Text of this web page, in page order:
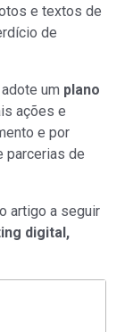
e textos de
de
um plano
ações e
e por
parcerias de
artigo a seguir
digital,